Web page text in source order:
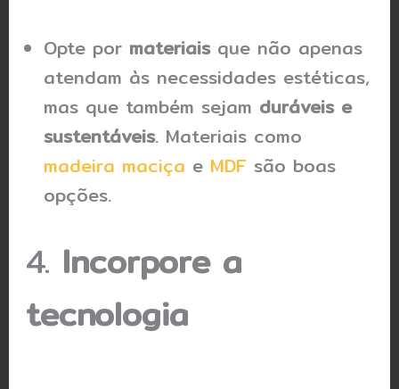
Opte por materiaisque não apenas
atendam às necessidades estéticas,
mas que também sejam duráveis e
sustentáveis. Materiais como
madeira maciça e MDF são boas
opções.
4. Incorpore a
tecnologia